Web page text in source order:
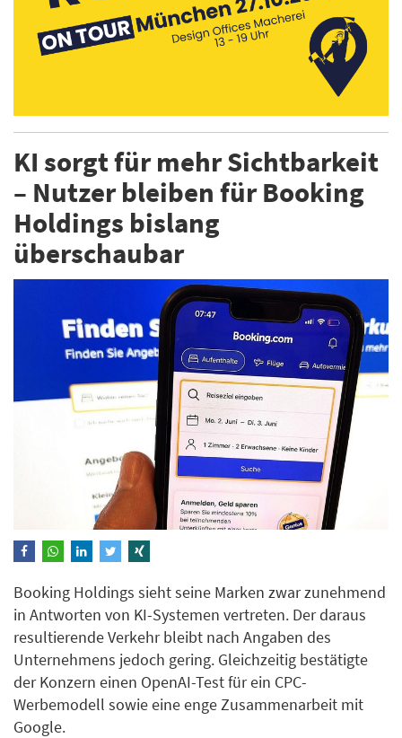
KI sorgt für mehr Sichtbarkeit
– Nutzer bleiben für Booking
Holdings bislang
überschaubar
Booking Holdings sieht seine Marken zwar zunehmend
in Antworten von KI-Systemen vertreten. Der daraus
resultierende Verkehr bleibt nach Angaben des
Unternehmens jedoch gering. Gleichzeitig bestätigte
der Konzern einen OpenAI-Test für ein CPC-
Werbemodell sowie eine enge Zusammenarbeit mit
Google.